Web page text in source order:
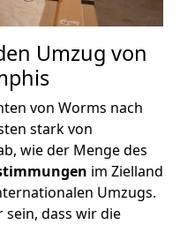
Umzug von
von Worms nach
stark von
wie der Menge des
im Zielland
Umzugs.
sein, dass wir die